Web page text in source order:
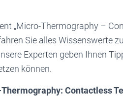
„Micro-Thermography –
Sie alles Wissenswerte
Experten geben Ihnen
können.
Contactless